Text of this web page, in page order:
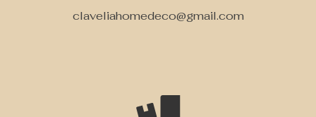
claveliahomedeco@gmail.com